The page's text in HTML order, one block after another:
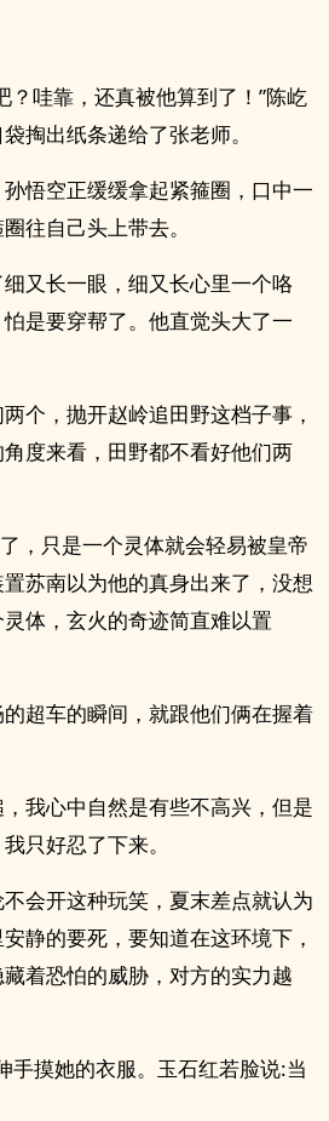
？哇靠，还真被他算到了！”陈屹
掏出纸条递给了张老师。
悟空正缓缓拿起紧箍圈，口中一
往自己头上带去。
又长一眼，细又长心里一个咯
是要穿帮了。他直觉头大了一
个，抛开赵岭追田野这档子事，
度来看，田野都不看好他们两
，只是一个灵体就会轻易被皇帝
苏南以为他的真身出来了，没想
体，玄火的奇迹简直难以置
超车的瞬间，就跟他们俩在握着
我心中自然是有些不高兴，但是
只好忍了下来。
会开这种玩笑，夏末差点就认为
静的要死，要知道在这环境下，
着恐怕的威胁，对方的实力越
手摸她的衣服。玉石红若脸说:当